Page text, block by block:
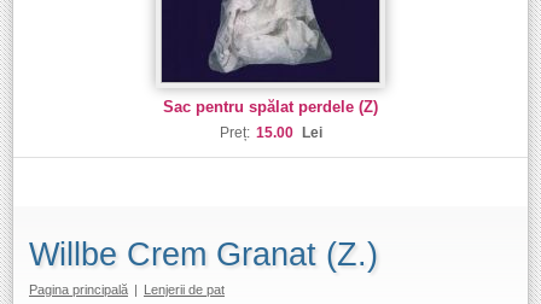
Sac pentru spălat perdele (Z)
Preț: 15.00 Lei
Willbe Crem Granat (Z.)
Pagina principală | Lenjerii de pat